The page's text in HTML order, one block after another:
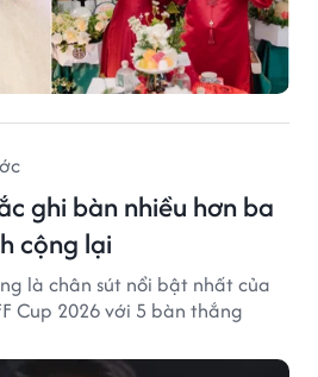
ghi bàn nhiều hơn ba
cộng lại
là chân sút nổi bật nhất của
Cup 2026 với 5 bàn thắng